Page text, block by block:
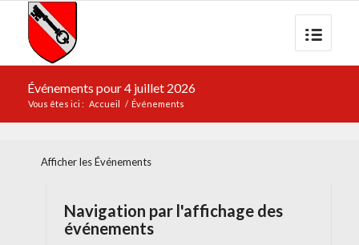
Événements pour 4 juillet 2026
Vous êtes ici : Accueil / Événements
Afficher les Événements
Navigation par l'affichage des
événements